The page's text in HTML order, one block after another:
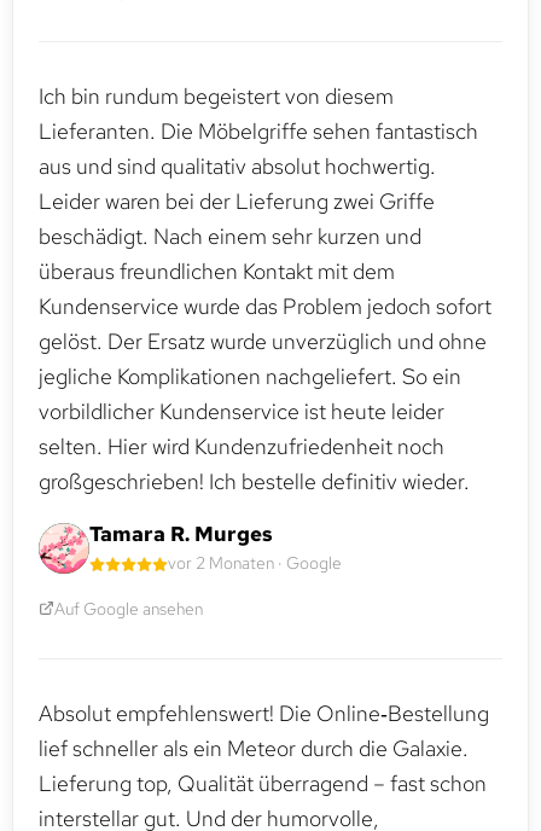
Ich bin rundum begeistert von diesem
Lieferanten. Die Möbelgriffe sehen fantastisch
aus und sind qualitativ absolut hochwertig.
Leider waren bei der Lieferung zwei Griffe
beschädigt. Nach einem sehr kurzen und
überaus freundlichen Kontakt mit dem
Kundenservice wurde das Problem jedoch sofort
gelöst. Der Ersatz wurde unverzüglich und ohne
jegliche Komplikationen nachgeliefert. So ein
vorbildlicher Kundenservice ist heute leider
selten. Hier wird Kundenzufriedenheit noch
großgeschrieben! Ich bestelle definitiv wieder.
Tamara R. Murges
vor 2 Monaten · Google
Auf Google ansehen
Absolut empfehlenswert! Die Online‑Bestellung
lief schneller als ein Meteor durch die Galaxie.
Lieferung top, Qualität überragend – fast schon
interstellar gut. Und der humorvolle,